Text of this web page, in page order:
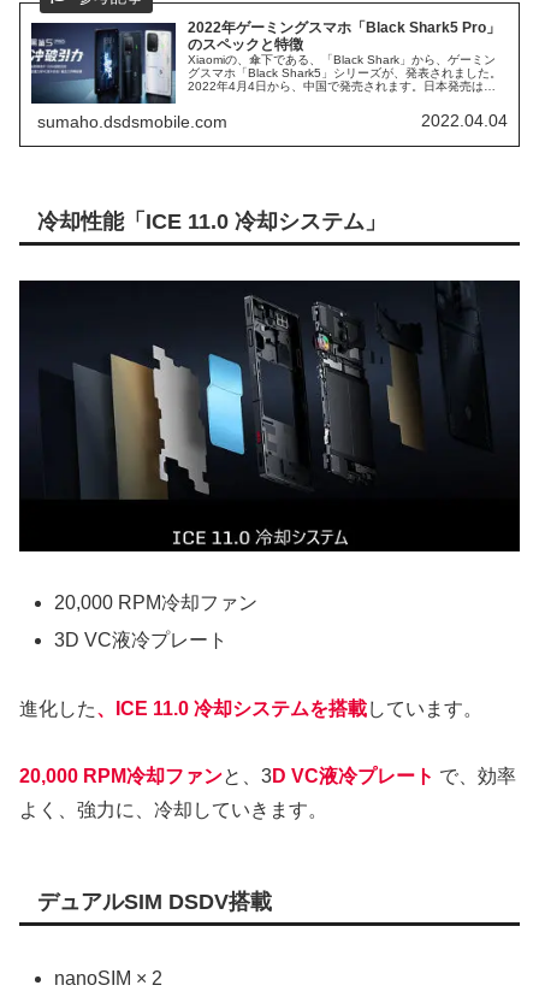
2022年ゲーミングスマホ「Black Shark5 Pro」
のスペックと特徴
Xiaomiの、傘下である、「Black Shark」から、ゲーミン
グスマホ「Black Shark5」シリーズが、発表されました。
2022年4月4日から、中国で発売されます。日本発売は、
ているため、今回も期待できるのではないでしょうか。 最
高ランクである、「Black Shark5 Pro」のスペック仕様に
sumaho.dsdsmobile.com 2022.04.04
冷却性能「ICE 11.0 冷却システム」
20,000 RPM冷却ファン
3D VC液冷プレート
進化した、ICE 11.0 冷却システムを搭載しています。
20,000 RPM冷却ファンと、3D VC液冷プレート で、効率
よく、強力に、冷却していきます。
デュアルSIM DSDV搭載
nanoSIM × 2